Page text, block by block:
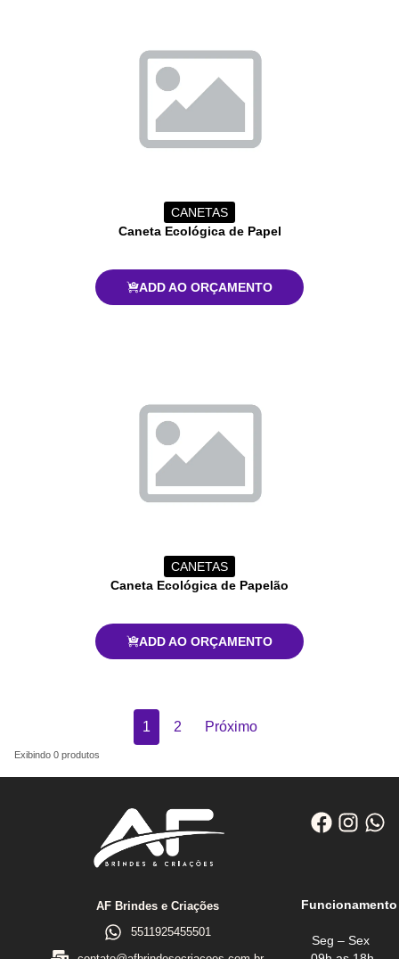
Exibindo 0 produtos
CANETAS
Caneta Ecológica de Papel
ADD AO ORÇAMENTO
CANETAS
Caneta Ecológica de Papelão
ADD AO ORÇAMENTO
1 2 Próximo
AF Brindes e Criações
5511925455501
Funcionamento
Seg – Sex